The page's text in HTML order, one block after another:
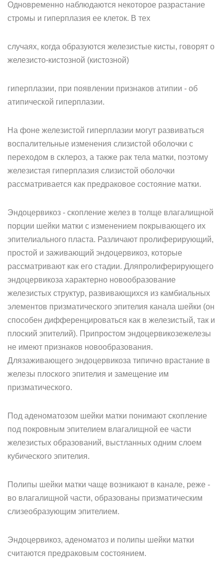
Одновременно наблюдаются некоторое разрастание
стромы и гиперплазия ее клеток. В тех
случаях, когда образуются железистые кисты, говорят о
железисто-кистозной (кистозной)
гиперплазии, при появлении признаков атипии - об
атипической гиперплазии.
На фоне железистой гиперплазии могут развиваться
воспалительные изменения слизистой оболочки с
переходом в склероз, а также рак тела матки, поэтому
железистая гиперплазия слизистой оболочки
рассматривается как предраковое состояние матки.
Эндоцервикоз - скопление желез в толще влагалищной
порции шейки матки с изменением покрывающего их
эпителиального пласта. Различают пролиферирующий,
простой и заживающий эндоцервикоз, которые
рассматривают как его стадии. Дляпролиферирующего
эндоцервикоза характерно новообразование
железистых структур, развивающихся из камбиальных
элементов призматического эпителия канала шейки (он
способен дифференцироваться как в железистый, так и
плоский эпителий). Припростом эндоцервикозежелезы
не имеют признаков новообразования.
Длязаживающего эндоцервикоза типично врастание в
железы плоского эпителия и замещение им
призматического.
Под аденоматозом шейки матки понимают скопление
под покровным эпителием влагалищной ее части
железистых образований, выстланных одним слоем
кубического эпителия.
Полипы шейки матки чаще возникают в канале, реже -
во влагалищной части, образованы призматическим
слизеобразующим эпителием.
Эндоцервикоз, аденоматоз и полипы шейки матки
считаются предраковым состоянием.